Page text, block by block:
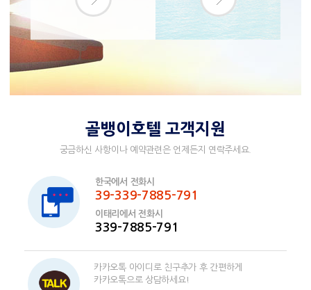
골뱅이호텔 고객지원
궁금하신 사항이나 예약관련은 언제든지 연락주세요.
한국에서 전화시
39-339-7885-791
이태리에서 전화시
339-7885-791
카카오톡 아이디로 친구추가 후 간편하게
카카오톡으로 상담하세요!